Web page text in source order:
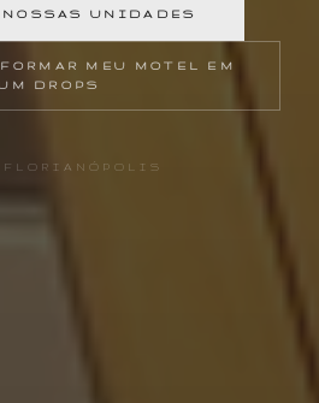
NOSSAS UNIDADES
MEU MOTEL EM
DROPS
FLORIANÓPOLIS